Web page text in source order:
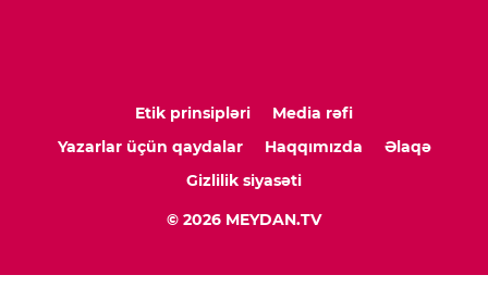
Etik prinsipləri
Media rəfi
Yazarlar üçün qaydalar
Haqqımızda
Əlaqə
Gizlilik siyasəti
© 2026 MEYDAN.TV